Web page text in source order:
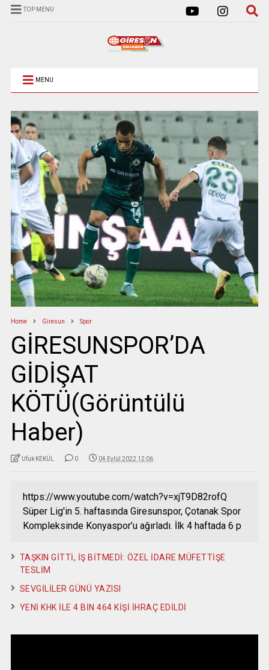
TOP MENU
MENU
Home Giresun Spor
GİRESUNSPOR’DA
GİDİŞAT
KÖTÜ(Görüntülü
Haber)
Ufuk KEKÜL 0 04 Eylül 2022 12:06
https://www.youtube.com/watch?v=xjT9D82rofQ
Süper Lig'in 5. haftasında Giresunspor, Çotanak Spor
Kompleksinde Konyaspor’u ağırladı. İlk 4 haftada 6 p
TAŞKIN GİTTİ, İŞ BİTMEDİ: ÖZEL İDARE MÜFETTİŞE
TESLİM
SEVGİLİLER GÜNÜ YAZISI
YENİ KHK İLE 4 BİN 464 KİŞİ İHRAÇ EDİLDİ